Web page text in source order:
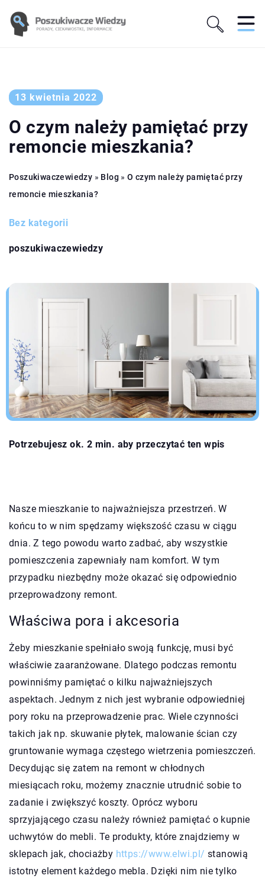
13 kwietnia 2022
O czym należy pamiętać przy
remoncie mieszkania?
Poszukiwaczewiedzy » Blog »O czym należy pamiętać przy
remoncie mieszkania?
Bez kategorii
poszukiwaczewiedzy
Potrzebujesz ok. 2 min. aby przeczytać ten wpis
Nasze mieszkanie to najważniejsza przestrzeń. W
końcu to w nim spędzamy większość czasu w ciągu
dnia. Z tego powodu warto zadbać, aby wszystkie
pomieszczenia zapewniały nam komfort. W tym
przypadku niezbędny może okazać się odpowiednio
przeprowadzony remont.
Właściwa pora i akcesoria
Żeby mieszkanie spełniało swoją funkcję, musi być
właściwie zaaranżowane. Dlatego podczas remontu
powinniśmy pamiętać o kilku najważniejszych
aspektach. Jednym z nich jest wybranie odpowiedniej
pory roku na przeprowadzenie prac. Wiele czynności
takich jak np. skuwanie płytek, malowanie ścian czy
gruntowanie wymaga częstego wietrzenia pomieszczeń.
Decydując się zatem na remont w chłodnych
miesiącach roku, możemy znacznie utrudnić sobie to
zadanie i zwiększyć koszty. Oprócz wyboru
sprzyjającego czasu należy również pamiętać o kupnie
uchwytów do mebli. Te produkty, które znajdziemy w
sklepach jak, chociażby https://www.elwi.pl/ stanowią
istotny element każdego mebla. Dzięki nim nie tylko